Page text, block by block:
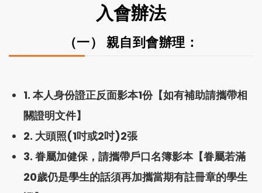
入會辦法
（一） 親自到會辦理：
1. 本人身份證正反面影本1份【如有補助請攜帶相
關證明文件】
2. 大頭照(1吋或2吋)2張
3. 眷屬加健保，請攜帶戶口名簿影本【眷屬若滿
20歲仍是學生的話須再加攜當期有註冊章的學生